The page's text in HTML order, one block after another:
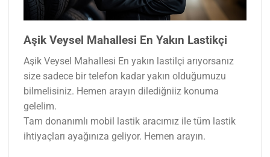
Aşik Veysel Mahallesi En Yakın Lastikçi
Aşik Veysel Mahallesi En yakın lastilçi arıyorsanız
size sadece bir telefon kadar yakın olduğumuzu
bilmelisiniz. Hemen arayın dilediğniiz konuma
gelelim.
Tam donanımlı mobil lastik aracımız ile tüm lastik
ihtiyaçları ayağınıza geliyor. Hemen arayın.